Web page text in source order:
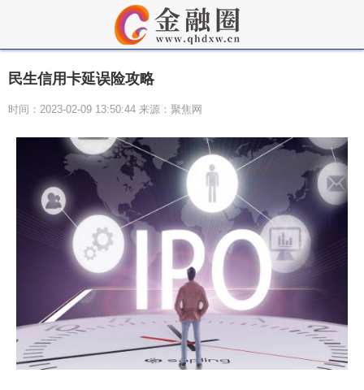
民生信用卡延误险攻略
时间：2023-02-09 13:50:44 来源：聚焦网